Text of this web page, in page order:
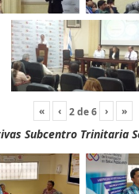
« ‹ 2de6 › »
Subcentro Trinitaria